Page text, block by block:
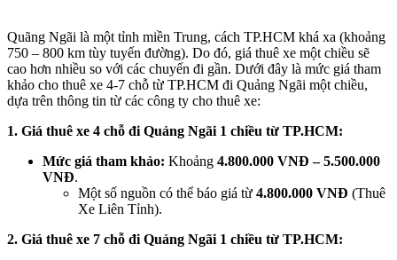
Quãng Ngãi là một tỉnh miền Trung, cách TP.HCM khá xa (khoảng
750 – 800 km tùy tuyến đường). Do đó, giá thuê xe một chiều sẽ
cao hơn nhiều so với các chuyến đi gần. Dưới đây là mức giá tham
khảo cho thuê xe 4-7 chỗ từ TP.HCM đi Quảng Ngãi một chiều,
dựa trên thông tin từ các công ty cho thuê xe:
1. Giá thuê xe 4 chỗ đi Quảng Ngãi 1 chiều từ TP.HCM:
Mức giá tham khảo: Khoảng 4.800.000 VNĐ – 5.500.000
VNĐ.
Một số nguồn có thể báo giá từ 4.800.000 VNĐ (Thuê
Xe Liên Tỉnh).
2. Giá thuê xe 7 chỗ đi Quảng Ngãi 1 chiều từ TP.HCM: